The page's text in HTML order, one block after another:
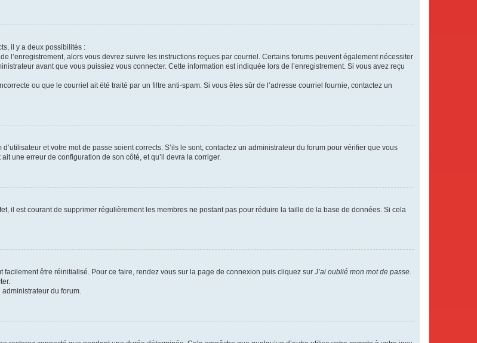
il y a deux possibilités :
l’enregistrement, alors vous devrez suivre les instructions reçues par courriel. Certains forums peuvent également nécessiter
avant que vous puissiez vous connecter. Cette information est indiquée lors de l’enregistrement. Si vous avez reçu
ou que le courriel ait été traité par un filtre anti-spam. Si vous êtes sûr de l’adresse courriel fournie, contactez un
et votre mot de passe soient corrects. S’ils le sont, contactez un administrateur du forum pour vérifier que vous
une erreur de configuration de son côté, et qu’il devra la corriger.
il est courant de supprimer régulièrement les membres ne postant pas pour réduire la taille de la base de données. Si cela
être réinitialisé. Pour ce faire, rendez vous sur la page de connexion puis cliquez sur J’ai oublié mon mot de passe.
du forum.